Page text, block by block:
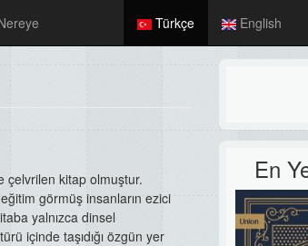
Türkçe English
En
çelvrilen kitap olmuştur.
görmüş insanların ezici
yalnızca dinsel
içinde taşıdığı özgün yer